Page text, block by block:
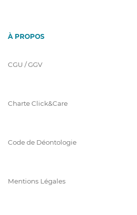
À PROPOS
CGU / GGV
Charte Click&Care
Code de Déontologie
Mentions Légales